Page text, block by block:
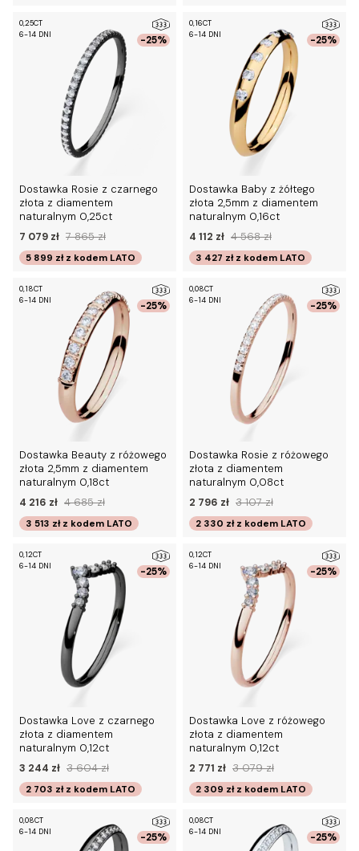
-25%
0,25CT
6-14 DNI
Dostawka Rosie z czarnego
złota z diamentem
naturalnym 0,25ct
7 079 zł 7 865 zł
5 899 zł z kodem LATO
-25%
0,16CT
6-14 DNI
Dostawka Baby z żółtego
złota 2,5mm z diamentem
naturalnym 0,16ct
4 112 zł 4 568 zł
3 427 zł z kodem LATO
-25%
0,18CT
6-14 DNI
Dostawka Beauty z różowego
złota 2,5mm z diamentem
naturalnym 0,18ct
4 216 zł 4 685 zł
3 513 zł z kodem LATO
-25%
0,08CT
6-14 DNI
Dostawka Rosie z różowego
złota z diamentem
naturalnym 0,08ct
2 796 zł 3 107 zł
2 330 zł z kodem LATO
-25%
0,12CT
6-14 DNI
Dostawka Love z czarnego
złota z diamentem
naturalnym 0,12ct
3 244 zł 3 604 zł
2 703 zł z kodem LATO
-25%
0,12CT
6-14 DNI
Dostawka Love z różowego
złota z diamentem
naturalnym 0,12ct
2 771 zł 3 079 zł
2 309 zł z kodem LATO
-25%
0,08CT
6-14 DNI
-25%
0,08CT
6-14 DNI